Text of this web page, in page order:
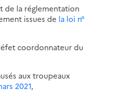
de la réglementation
issues de la loi n°
coordonnateur du
aux troupeaux
2021,